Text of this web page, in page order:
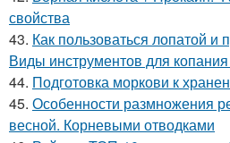
свойства
43. Как пользоваться лопатой и
Виды инструментов для
44. Подготовка моркови к
45. Особенности размножения
весной. Корневыми отводками